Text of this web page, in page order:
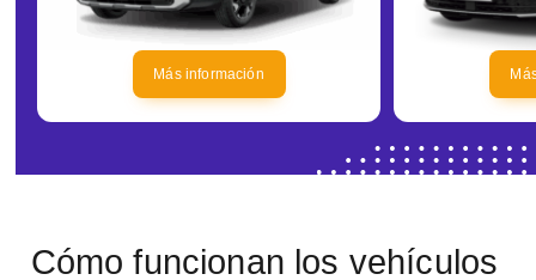
Más información
Cómo funcionan los vehículos